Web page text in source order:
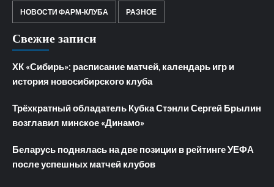
НОВОСТИ ФАРМ-КЛУБА РАЗНОЕ
Свежие записи
ХК «Сибирь»: расписание матчей, календарь игр и
история новосибирского клуба
Трёхкратный обладатель Кубка Стэнли Сергей Брылин
возглавил минское «Динамо»
Беларусь поднялась на две позиции в рейтинге УЕФА
после успешных матчей клубов